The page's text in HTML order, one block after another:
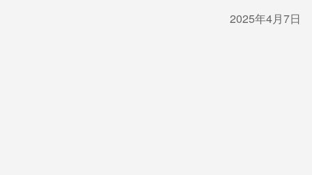
2025年4月7日